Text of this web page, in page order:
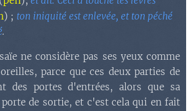
) ; ton iniquité est enlevée, et ton péché
.
ne considère pas ses yeux comme
parce que ces deux parties de
des portes d'entrées, alors que sa
de sortie, et c'est cela qui en fait